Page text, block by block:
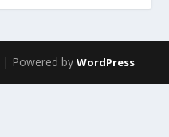
| Powered by WordPress